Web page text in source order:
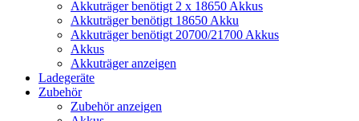
Akkuträger benötigt 2 x 18650 Akkus
Akkuträger benötigt 18650 Akku
Akkuträger benötigt 20700/21700 Akkus
Akkus
Akkuträger anzeigen
Ladegeräte
Zubehör
Zubehör anzeigen